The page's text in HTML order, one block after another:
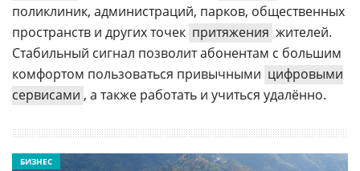
поликлиник, администраций, парков, общественных
пространств и других точек притяжения жителей.
Стабильный сигнал позволит абонентам с большим
комфортом пользоваться привычными цифровыми
сервисами , а также работать и учиться удалённо.
БИЗНЕС